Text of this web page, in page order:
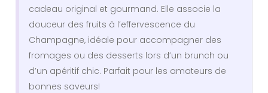
cadeau original et gourmand. Elle associe la
douceur des fruits à l’effervescence du
Champagne, idéale pour accompagner des
fromages ou des desserts lors d’un brunch ou
d’un apéritif chic. Parfait pour les amateurs de
bonnes saveurs!